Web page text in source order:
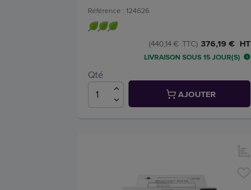
Référence : 124626
376,19 € HT
(440,14 € TTC)
LIVRAISON SOUS 15 JOUR(S)
Qté
AJOUTER